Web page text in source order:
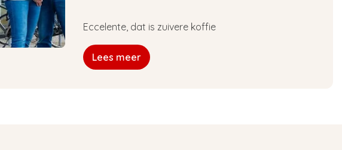
Eccelente, dat is zuivere koffie
Lees meer